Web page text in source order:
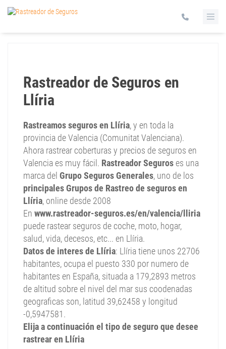
Rastreador de Seguros en
Llíria
Rastreamos seguros en Llíria, y en toda la
provincia de Valencia (Comunitat Valenciana).
Ahora rastrear coberturas y precios de seguros en
Valencia es muy fácil. Rastreador Seguros es una
marca del Grupo Seguros Generales, uno de los
principales Grupos de Rastreo de seguros en
Llíria, online desde 2008
En www.rastreador-seguros.es/en/valencia/lliria
puede rastear seguros de coche, moto, hogar,
salud, vida, decesos, etc... en Llíria.
Datos de interes de Llíria: Llíria tiene unos 22706
habitantes, ocupa el puesto 330 por numero de
habitantes en España, situada a 179,2893 metros
de altitud sobre el nivel del mar sus coodenadas
geograficas son, latitud 39,62458 y longitud
-0,5947581.
Elija a continuación el tipo de seguro que desee
rastrear en Llíria